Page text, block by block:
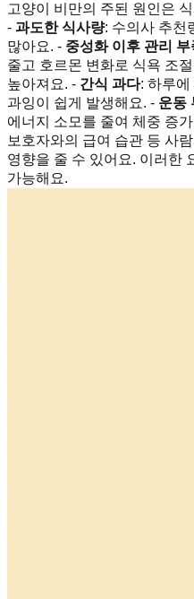
고양이 비만의 주된 원인은
- 과도한 식사량: 수의사 추천
많아요. - 중성화 이후 관리 부
줄고 호르몬 변화로 식욕 조
높아져요. - 간식 과다: 하루에
과잉이 쉽게 발생해요. - 운동
에너지 소모를 줄여 체중 증
보호자와의 급여 습관 등 사
영향을 줄 수 있어요. 이러한
가능해요.